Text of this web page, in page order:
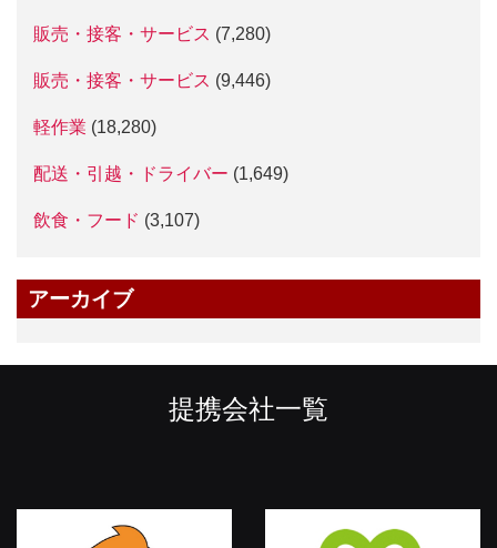
販売・接客・サービス (7,280)
販売・接客・サービス (9,446)
軽作業 (18,280)
配送・引越・ドライバー (1,649)
飲食・フード (3,107)
アーカイブ
提携会社一覧